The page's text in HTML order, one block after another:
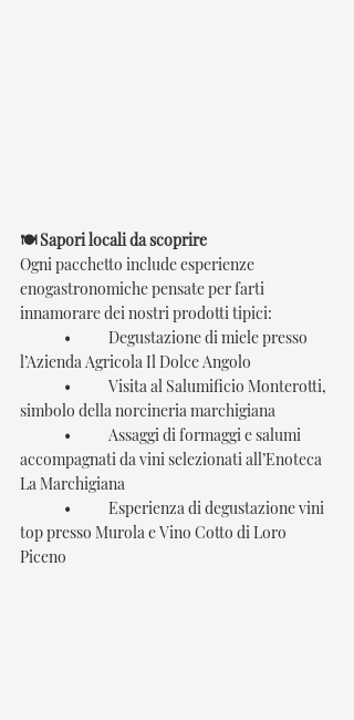
🍽️ Sapori locali da scoprire
Ogni pacchetto include esperienze
enogastronomiche pensate per farti
innamorare dei nostri prodotti tipici:
l’Azienda Agricola Il Dolce Angolo
simbolo della norcineria marchigiana
accompagnati da vini selezionati all’Enoteca
La Marchigiana
top presso Murola e Vino Cotto di Loro
Piceno